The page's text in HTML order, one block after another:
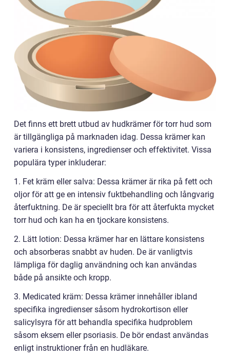
Det finns ett brett utbud av hudkrämer för torr hud som
är tillgängliga på marknaden idag. Dessa krämer kan
variera i konsistens, ingredienser och effektivitet. Vissa
populära typer inkluderar:
1. Fet kräm eller salva: Dessa krämer är rika på fett och
oljor för att ge en intensiv fuktbehandling och långvarig
återfuktning. De är speciellt bra för att återfukta mycket
torr hud och kan ha en tjockare konsistens.
2. Lätt lotion: Dessa krämer har en lättare konsistens
och absorberas snabbt av huden. De är vanligtvis
lämpliga för daglig användning och kan användas
både på ansikte och kropp.
3. Medicated kräm: Dessa krämer innehåller ibland
specifika ingredienser såsom hydrokortison eller
salicylsyra för att behandla specifika hudproblem
såsom eksem eller psoriasis. De bör endast användas
enligt instruktioner från en hudläkare.